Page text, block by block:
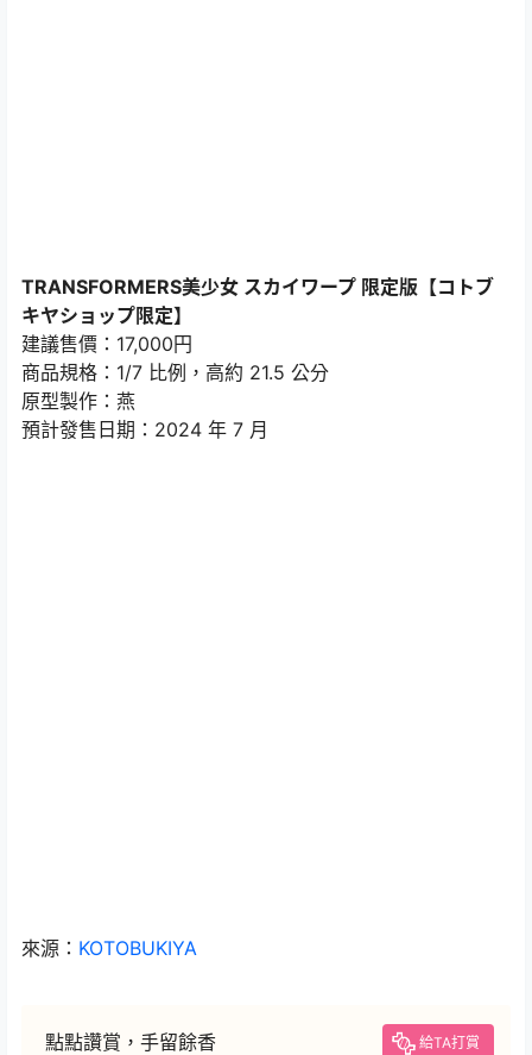
TRANSFORMERS美少女 スカイワープ 限定版【コトブ
キヤショップ限定】
建議售價：17,000円
商品規格：1/7 比例，高約 21.5 公分
原型製作：燕
預計發售日期：2024 年 7 月
來源： KOTOBUKIYA
點點讚賞，手留餘香 給TA打賞